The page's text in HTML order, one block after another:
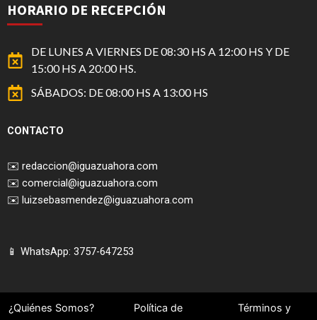
HORARIO DE RECEPCIÓN
DE LUNES A VIERNES DE 08:30 HS A 12:00 HS Y DE
15:00 HS A 20:00 HS.
SÁBADOS: DE 08:00 HS A 13:00 HS
CONTACTO
✉️ redaccion@iguazuahora.com
✉️ comercial@iguazuahora.com
✉️ luizsebasmendez@iguazuahora.com
📱 WhatsApp: 3757-647253
¿Quiénes Somos?
Política de
Términos y